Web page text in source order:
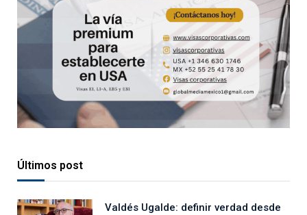
Últimos post
Valdés Ugalde: definir verdad desde